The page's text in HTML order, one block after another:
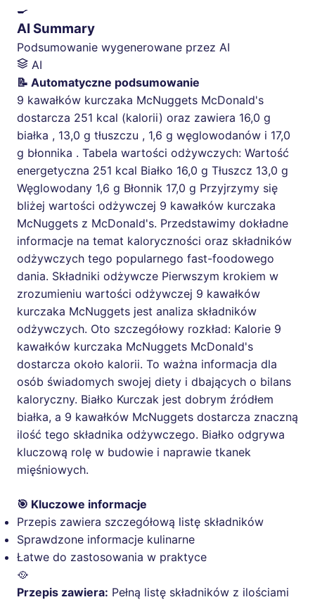
🍳
AI Summary
Podsumowanie wygenerowane przez AI
AI
📝 Automatyczne podsumowanie
9 kawałków kurczaka McNuggets McDonald's
dostarcza 251 kcal (kalorii) oraz zawiera 16,0 g
białka , 13,0 g tłuszczu , 1,6 g węglowodanów i 17,0
g błonnika . Tabela wartości odżywczych: Wartość
energetyczna 251 kcal Białko 16,0 g Tłuszcz 13,0 g
Węglowodany 1,6 g Błonnik 17,0 g Przyjrzymy się
bliżej wartości odżywczej 9 kawałków kurczaka
McNuggets z McDonald's. Przedstawimy dokładne
informacje na temat kaloryczności oraz składników
odżywczych tego popularnego fast-foodowego
dania. Składniki odżywcze Pierwszym krokiem w
zrozumieniu wartości odżywczej 9 kawałków
kurczaka McNuggets jest analiza składników
odżywczych. Oto szczegółowy rozkład: Kalorie 9
kawałków kurczaka McNuggets McDonald's
dostarcza około kalorii. To ważna informacja dla
osób świadomych swojej diety i dbających o bilans
kaloryczny. Białko Kurczak jest dobrym źródłem
białka, a 9 kawałków McNuggets dostarcza znaczną
ilość tego składnika odżywczego. Białko odgrywa
kluczową rolę w budowie i naprawie tkanek
mięśniowych.
🎯 Kluczowe informacje
Przepis zawiera szczegółową listę składników
Sprawdzone informacje kulinarne
Łatwe do zastosowania w praktyce
🥘
Przepis zawiera: Pełną listę składników z ilościami